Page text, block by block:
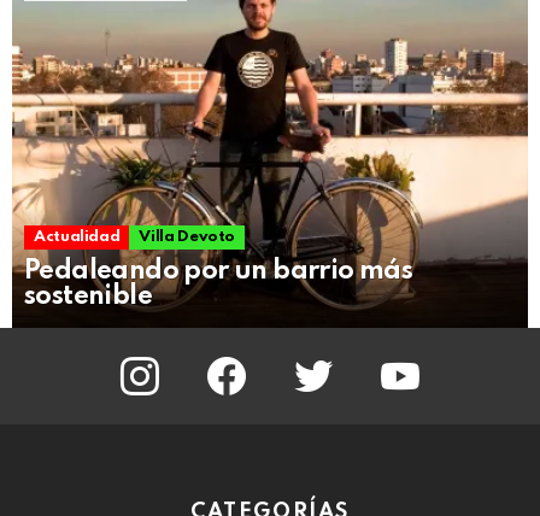
Actualidad Villa Devoto
Pedaleando por un barrio más
sostenible
instagram facebook twitter youtube